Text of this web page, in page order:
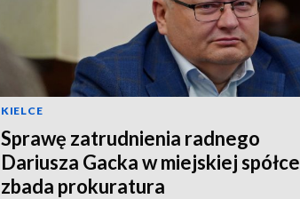
KIELCE
Sprawę zatrudnienia radnego
Dariusza Gacka w miejskiej spółce
zbada prokuratura